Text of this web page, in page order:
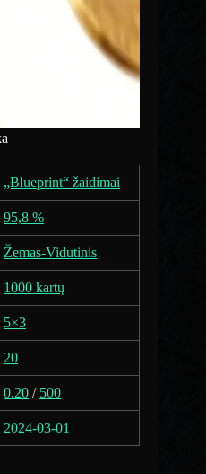
„Blueprint“ žaidimai
95,8 %
Žemas-Vidutinis
1000 kartų
5×3
20
0.20 / 500
2024-03-01